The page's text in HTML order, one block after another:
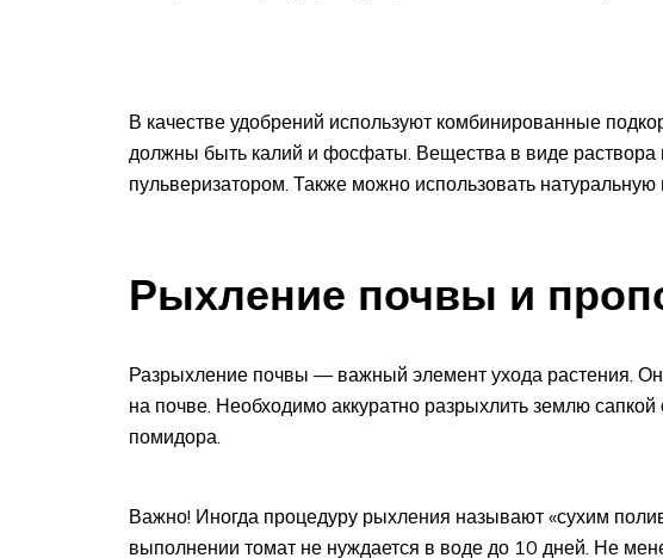
В качестве удобрений используют комбинированные
должны быть калий и фосфаты. Вещества в виде раствора
пульверизатором. Также можно использовать
Рыхление почвы и
Разрыхление почвы — важный элемент ухода растения.
на почве. Необходимо аккуратно разрыхлить землю сапкой
помидора.
Важно! Иногда процедуру рыхления называют «сухим
выполнении томат не нуждается в воде до 10 дней. Не